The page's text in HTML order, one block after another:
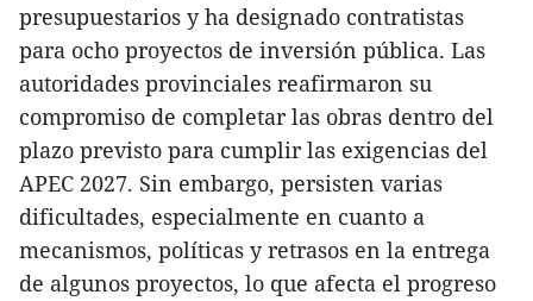
presupuestarios y ha designado contratistas
para ocho proyectos de inversión pública. Las
autoridades provinciales reafirmaron su
compromiso de completar las obras dentro del
plazo previsto para cumplir las exigencias del
APEC 2027. Sin embargo, persisten varias
dificultades, especialmente en cuanto a
mecanismos, políticas y retrasos en la entrega
de algunos proyectos, lo que afecta el progreso